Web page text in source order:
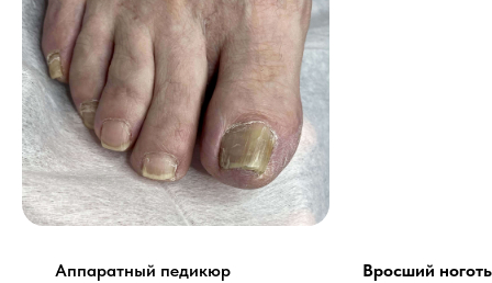
Аппаратный педикюр Вросший ноготь